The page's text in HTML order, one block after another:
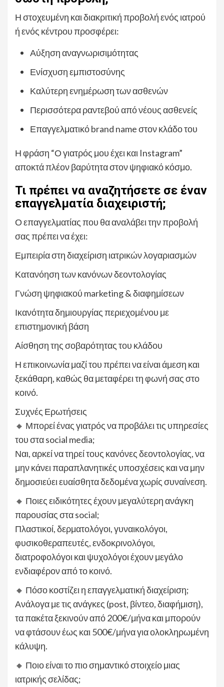
Η στοχευμένη και διακριτική προβολή ενός ιατρού
ή ενός κέντρου προσφέρει:
Αύξηση αναγνωρισιμότητας
Ενίσχυση εμπιστοσύνης
Καλύτερη ενημέρωση των ασθενών
Περισσότερα ραντεβού από νέους ασθενείς
Επαγγελματικό brand name στον κλάδο του
Η φράση “Ο γιατρός μου έχει και Instagram”
αποκτά πλέον βαρύτητα στον ψηφιακό κόσμο.
Τι πρέπει να αναζητήσετε σε έναν
επαγγελματία διαχειριστή;
Ο επαγγελματίας που θα αναλάβει την προβολή
σας πρέπει να έχει:
Εμπειρία στη διαχείριση ιατρικών λογαριασμών
Κατανόηση των κανόνων δεοντολογίας
Γνώση ψηφιακού marketing & διαφημίσεων
Ικανότητα δημιουργίας περιεχομένου με
επιστημονική βάση
Αίσθηση της σοβαρότητας του κλάδου
Η επικοινωνία μαζί του πρέπει να είναι άμεση και
ξεκάθαρη, καθώς θα μεταφέρει τη φωνή σας στο
κοινό.
Συχνές Ερωτήσεις
🔸 Μπορεί ένας γιατρός να προβάλει τις υπηρεσίες
του στα social media;
Ναι, αρκεί να τηρεί τους κανόνες δεοντολογίας, να
μην κάνει παραπλανητικές υποσχέσεις και να μην
δημοσιεύει ευαίσθητα δεδομένα χωρίς συναίνεση.
🔸 Ποιες ειδικότητες έχουν μεγαλύτερη ανάγκη
παρουσίας στα social;
Πλαστικοί, δερματολόγοι, γυναικολόγοι,
φυσικοθεραπευτές, ενδοκρινολόγοι,
διατροφολόγοι και ψυχολόγοι έχουν μεγάλο
ενδιαφέρον από το κοινό.
🔸 Πόσο κοστίζει η επαγγελματική διαχείριση;
Ανάλογα με τις ανάγκες (post, βίντεο, διαφήμιση),
τα πακέτα ξεκινούν από 200€/μήνα και μπορούν
να φτάσουν έως και 500€/μήνα για ολοκληρωμένη
κάλυψη.
🔸 Ποιο είναι το πιο σημαντικό στοιχείο μιας
ιατρικής σελίδας;